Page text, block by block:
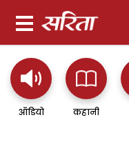
ऑडियो कहानी